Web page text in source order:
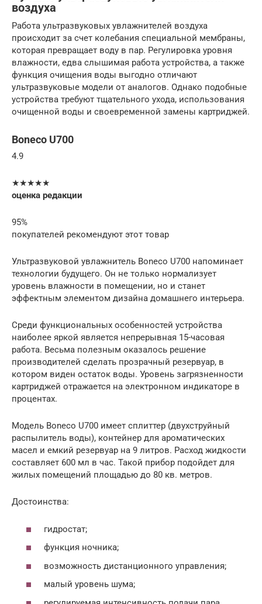
воздуха
Работа ультразвуковых увлажнителей воздуха
происходит за счет колебания специальной мембраны,
которая превращает воду в пар. Регулировка уровня
влажности, едва слышимая работа устройства, а также
функция очищения воды выгодно отличают
ультразвуковые модели от аналогов. Однако подобные
устройства требуют тщательного ухода, использования
очищенной воды и своевременной замены картриджей.
Boneco U700
4.9
★★★★★
оценка редакции
95%
покупателей рекомендуют этот товар
Ультразвуковой увлажнитель Boneco U700 напоминает
технологии будущего. Он не только нормализует
уровень влажности в помещении, но и станет
эффектным элементом дизайна домашнего интерьера.
Среди функциональных особенностей устройства
наиболее яркой является непрерывная 15-часовая
работа. Весьма полезным оказалось решение
производителей сделать прозрачный резервуар, в
котором виден остаток воды. Уровень загрязненности
картриджей отражается на электронном индикаторе в
процентах.
Модель Boneco U700 имеет сплиттер (двухструйный
распылитель воды), контейнер для ароматических
масел и емкий резервуар на 9 литров. Расход жидкости
составляет 600 мл в час. Такой прибор подойдет для
жилых помещений площадью до 80 кв. метров.
Достоинства:
гидростат;
функция ночника;
возможность дистанционного управления;
малый уровень шума;